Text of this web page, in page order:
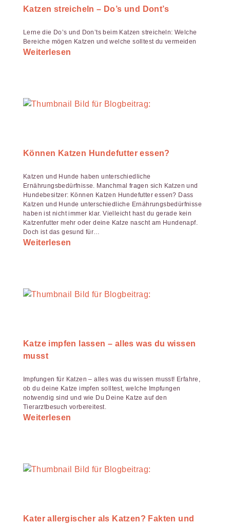
Katzen streicheln – Do’s und Dont’s
Lerne die Do’s und Don’ts beim Katzen streicheln: Welche
Bereiche mögen Katzen und welche solltest du vermeiden
Weiterlesen
Können Katzen Hundefutter essen?
Katzen und Hunde haben unterschiedliche
Ernährungsbedürfnisse. Manchmal fragen sich Katzen und
Hundebesitzer: Können Katzen Hundefutter essen? Dass
Katzen und Hunde unterschiedliche Ernährungsbedürfnisse
haben ist nicht immer klar. Vielleicht hast du gerade kein
Katzenfutter mehr oder deine Katze nascht am Hundenapf.
Doch ist das gesund für…
Weiterlesen
Katze impfen lassen – alles was du wissen
musst
Impfungen für Katzen – alles was du wissen musst! Erfahre,
ob du deine Katze impfen solltest, welche Impfungen
notwendig sind und wie Du Deine Katze auf den
Tierarztbesuch vorbereitest.
Weiterlesen
Kater allergischer als Katzen? Fakten und